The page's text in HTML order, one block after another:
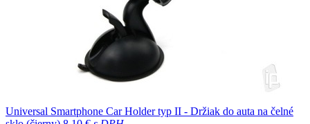
Universal Smartphone Car Holder typ II - Držiak do auta na čelné